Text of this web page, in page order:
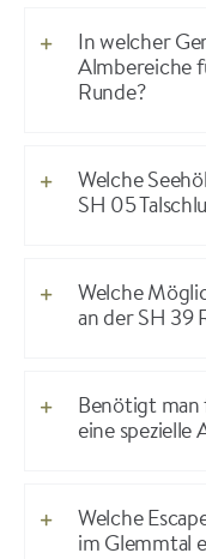
In welcher
Almbereiche
Runde?
Welche
SH 05
Welche
an der SH 39
Benötigt man
eine spezielle
Welche
im Glemmtal